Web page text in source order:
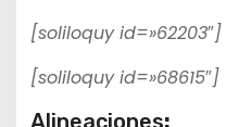
[soliloquy id=»62203″]
[soliloquy id=»68615″]
Alineaciones: